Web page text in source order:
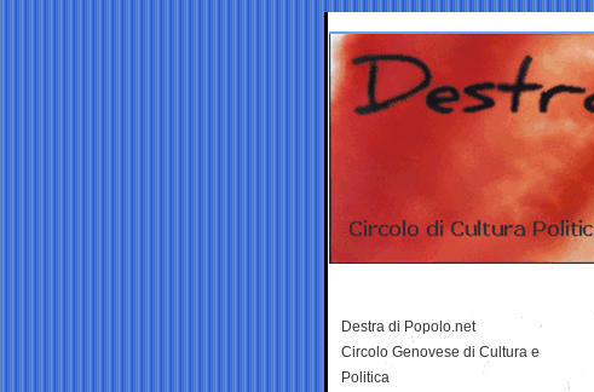
Destra di Popolo.net
Circolo Genovese di Cultura e
Politica